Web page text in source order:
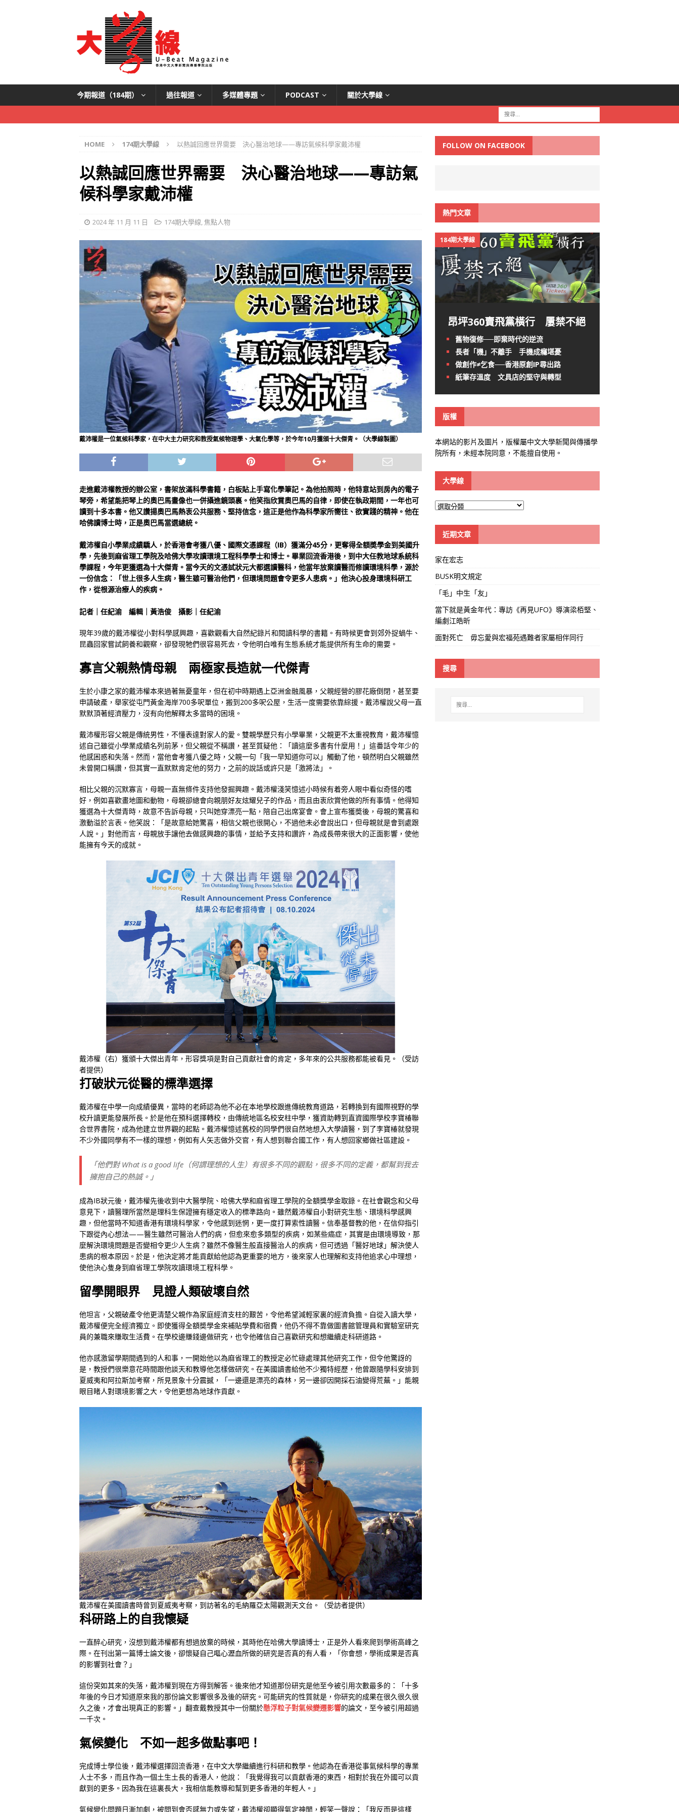
今期報道（184期） 過往報道 多媒體專題 PODCAST 關於大學線
HOME 174期大學線 以熱誠回應世界需要 決心醫治地球——專訪氣候科學家戴沛權
以熱誠回應世界需要 決心醫治地球——專訪氣
候科學家戴沛權
2024 年 11 月 11 日 174期大學線,焦點人物
戴沛權是一位氣候科學家，在中大主力研究和教授氣候物理學、大氣化學等，於今年10月獲頒十大傑青。（大學線製圖）
走進戴沛權教授的辦公室，書架放滿科學書籍，白板貼上手寫化學筆記。為他拍照時，他特意站到房內的電子
琴旁，希望能把琴上的奧巴馬畫像也一併攝進鏡頭裏。他笑指欣賞奧巴馬的自律，即使在執政期間，一年也可
讀到十多本書。他又讚揚奧巴馬熱衷公共服務、堅持信念，這正是他作為科學家所嚮往、欲實踐的精神。他在
哈佛讀博士時，正是奧巴馬當選總統。
戴沛權自小學業成績驕人，於香港會考獲八優、國際文憑課程（IB）獲滿分45分，更奪得全額奬學金到美國升
學，先後到麻省理工學院及哈佛大學攻讀環境工程科學學士和博士。畢業回流香港後，到中大任教地球系統科
學課程，今年更獲選為十大傑青。當今天的文憑試狀元大都選讀醫科，他當年放棄讀醫而修讀環境科學，源於
一份信念：「世上很多人生病，醫生雖可醫治他們，但環境問題會令更多人患病。」他決心投身環境科研工
作，從根源治療人的疾病。
記者｜任紀渝 編輯｜黃浩俊 攝影｜任紀渝
現年39歲的戴沛權從小對科學感興趣，喜歡觀看大自然紀錄片和閱讀科學的書籍。有時候更會到郊外捉蝸牛、
昆蟲回家嘗試飼養和觀察，卻發現牠們很容易死去，令他明白唯有生態系統才能提供所有生命的需要。
寡言父親熱情母親 兩極家長造就一代傑青
生於小康之家的戴沛權本來過著無憂童年，但在初中時期遇上亞洲金融風暴，父親經營的膠花廠倒閉，甚至要
申請破產，舉家從屯門黃金海岸700多呎單位，搬到200多呎公屋，生活一度需要依靠綜援。戴沛權說父母一直
默默頂著經濟壓力，沒有向他解釋太多當時的困境。
戴沛權形容父親是傳統男性，不懂表達對家人的愛。雙親學歷只有小學畢業，父親更不太重視教育，戴沛權憶
述自己雖從小學業成績名列前茅，但父親從不稱讚，甚至質疑他：「讀這麼多書有什麼用！」這番話令年少的
他感困惑和失落。然而，當他會考獲八優之時，父親一句「我一早知道你可以」觸動了他，頓然明白父親雖然
未曾開口稱讚，但其實一直默默肯定他的努力，之前的說話或許只是「激將法」。
相比父親的沉默寡言，母親一直無條件支持他發掘興趣。戴沛權淺笑憶述小時候有着旁人眼中看似奇怪的嗜
好，例如喜歡畫地圖和動物，母親卻總會向親朋好友炫耀兒子的作品，而且由衷欣賞他做的所有事情。他得知
獲選為十大傑青時，故意不告訴母親，只叫她穿漂亮一點，陪自己出席宴會。會上宣布獲奬後，母親的驚喜和
激動溢於言表。他笑說：「是故意給她驚喜，相信父親也很開心，不過他未必會說出口，但母親就是會到處跟
人說。」對他而言，母親放手讓他去做感興趣的事情，並給予支持和讚許，為成長帶來很大的正面影響，使他
能擁有今天的成就。
戴沛權（右）獲頒十大傑出青年，形容獎項是對自己貢獻社會的肯定，多年來的公共服務都能被看見。（受訪
者提供）
打破狀元從醫的標準選擇
戴沛權在中學一向成績優異，當時的老師認為他不必在本地學校跟進傳統教育道路，若轉換到有國際視野的學
校升讀更能發展所長。於是他在預科選擇轉校，由傳統地區名校安柱中學，獲資助轉到直資國際學校李寶椿聯
合世界書院，成為他建立世界觀的起點。戴沛權憶述舊校的同學們很自然地想入大學讀醫，到了李寶椿就發現
不少外國同學有不一樣的理想，例如有人矢志做外交官，有人想到聯合國工作，有人想回家鄉做社區建設。
「他們對 What is a good life（何謂理想的人生）有很多不同的觀點，很多不同的定義，都幫到我去
擁抱自己的熱誠。」
成為IB狀元後，戴沛權先後收到中大醫學院、哈佛大學和麻省理工學院的全額獎學金取錄。在社會觀念和父母
意見下，讀醫理所當然是理科生保證擁有穩定收入的標準路向。雖然戴沛權自小對研究生態、環境科學感興
趣，但他當時不知道香港有環境科學家，令他感到迷惘，更一度打算索性讀醫。信奉基督教的他，在信仰指引
下跟從內心想法——醫生雖然可醫治人們的病，但愈來愈多類型的疾病，如某些癌症，其實是由環境導致，那
麼解決環境問題是否變相令更少人生病？雖然不像醫生般直接醫治人的疾病，但可透過「醫好地球」解決使人
患病的根本原因。於是，他決定將才能貢獻給他認為更重要的地方，後來家人也理解和支持他追求心中理想，
使他決心隻身到麻省理工學院攻讀環境工程科學。
留學開眼界 見證人類破壞自然
他坦言，父親破產令他更清楚父親作為家庭經濟支柱的艱苦，令他希望減輕家裏的經濟負擔。自從入讀大學，
戴沛權便完全經濟獨立。即使獲得全額奬學金來補貼學費和宿費，他仍不得不靠做圖書館管理員和實驗室研究
員的兼職來賺取生活費。在學校邊賺錢邊做研究，也令他確信自己喜歡研究和想繼續走科研道路。
他亦感激留學期間遇到的人和事，一開始他以為麻省理工的教授定必忙碌處理其他研究工作，但令他驚訝的
是，教授們很樂意花時間跟他談天和教導他怎樣做研究。在美國讀書給他不少獨特經歷，他曾跟隨學科安排到
夏威夷和阿拉斯加考察，所見景象十分震撼，「一邊還是漂亮的森林，另一邊卻因開採石油變得荒蕪。」能親
眼目睹人對環境影響之大，令他更想為地球作貢獻。
戴沛權在美國讀書時曾到夏威夷考察，到訪著名的毛納羅亞太陽觀測天文台。（受訪者提供）
科研路上的自我懷疑
一直醉心研究，沒想到戴沛權都有想過放棄的時候，其時他在哈佛大學讀博士，正是外人看來爬到學術高峰之
際。在刊出第一篇博士論文後，卻懷疑自己嘔心瀝血所做的研究是否真的有人看，「你會想，學術成果是否真
的影響到社會？」
這份突如其來的失落，戴沛權到現在方得到解答。後來他才知道那份研究是他至今被引用次數最多的：「十多
年後的今日才知道原來我的那份論文影響很多及後的研究。可能研究的性質就是，你研究的成果在很久很久很
久之後，才會出現真正的影響。」翻查戴教授其中一份關於懸浮粒子對氣候變遷影響的論文，至今被引用超過
一千次。
氣候變化 不如一起多做點事吧！
完成博士學位後，戴沛權選擇回流香港，在中文大學繼續進行科研和教學。他認為在香港從事氣候科學的專業
人士不多，而且作為一個土生土長的香港人，他說：「我覺得我可以貢獻香港的東西，相對於我在外國可以貢
獻到的更多。因為我在這裏長大，我相信能教導和幫到更多香港的年輕人。」
氣候變化問題日漸加劇，被問到會否感無力或失望，戴沛權卻顯得氣定神閒，輕笑一聲說：「我反而是這樣
FOLLOW ON FACEBOOK
熱門文章
184期大學線
昂坪360賣飛黨橫行 屢禁不絕
舊物復修──即棄時代的逆流
長者「機」不離手 手機成癮堪憂
做創作≠乞食──香港原創IP尋出路
紙筆存溫度 文具店的堅守與轉型
版權
本網站的影片及圖片，版權屬中文大學新聞與傳播學
院所有，未經本院同意，不能擅自使用。
大學線
大
線
近期文章
家在宏志
BUSK明文規定
「毛」中生「友」
當下就是黃金年代：專訪《再見UFO》導演梁栢堅、
編劇江皓昕
面對死亡 毋忘愛與宏福苑遇難者家屬相伴同行
搜尋